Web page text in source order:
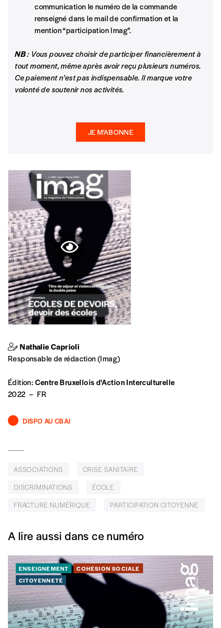
J’ai lu et j’accepte votre politique
de confidentialité*
Lire notrepolitique de protection des données
personnelles (RGPD)
Ajouter un message (facultatif)
communication le numéro de la commande
renseigné dans le mail de confirmation et la
mention “participation Imag”.
NB: Vous pouvez choisir de participer financièrement à
tout moment, même après avoir reçu plusieurs numéros.
Ce paiement n’est pas indispensable. Il marque votre
volonté de soutenir nos activités.
JE M'ABONNE
Nathalie Caprioli
Responsable de rédaction (Imag)
Édition:Centre Bruxellois d'Action Interculturelle
2022 – FR
DISPO AU CBAI
ASSOCIATIONS
CRISE SANITAIRE
DISCRIMINATIONS
ÉCOLE
FRACTURE NUMÉRIQUE
PARTICIPATION CITOYENNE
A lire aussi dans ce numéro
ENSEIGNEMENT
COHÉSION SOCIALE
CITOYENNETÉ